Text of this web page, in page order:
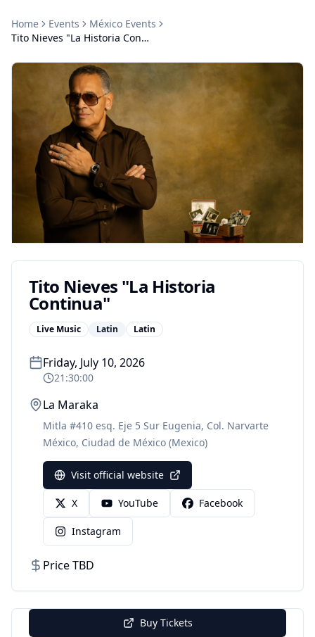
Home Events México Events
Tito Nieves "La Historia Continua"
Tito Nieves "La Historia
Continua"
Live Music Latin Latin
Friday, July 10, 2026
21:30:00
La Maraka
Mitla #410 esq. Eje 5 Sur Eugenia, Col. Narvarte
México, Ciudad de México (Mexico)
Visit official website
X YouTube Facebook
Instagram
Price TBD
Buy Tickets